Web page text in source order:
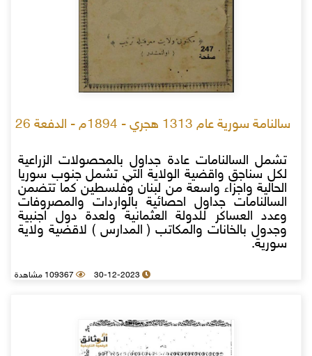
سالنامة سورية عام 1313 هجري - 1894م - الدفعة 26
تشمل السالنامات عادة جداول بالمحصولات الزراعية
لكل سناجق واقضية الولاية التي تشمل جنوب سوريا
الحالية واجزاء واسعة من لبنان وفلسطين كما تتضمن
السالنامات جداول احصائية بالواردات والمصروفات
وعدد العساكر للدولة العثمانية ولعدة دول اجنبية
وجدول بالخانات والمكاتب ( المدارس ) لاقضية ولاية
سورية.
30-12-2023 109367 مشاهدة